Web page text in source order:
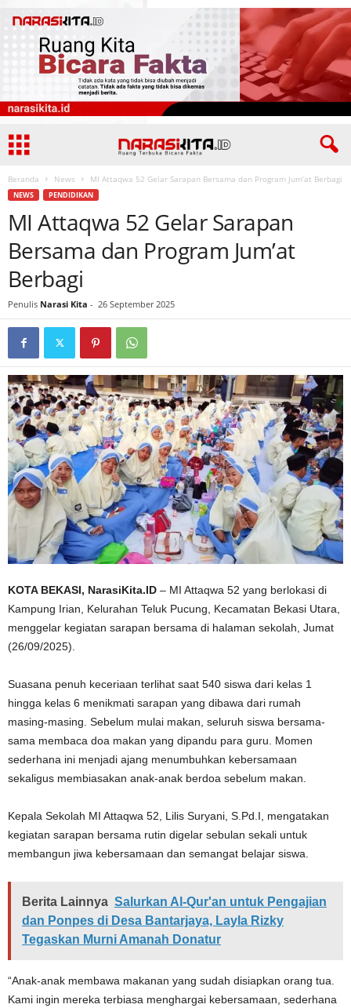
Beranda News MI Attaqwa 52 Gelar Sarapan Bersama dan Program Jum’at Berbagi
NEWS PENDIDIKAN
MI Attaqwa 52 Gelar Sarapan
Bersama dan Program Jum’at
Berbagi
Penulis Narasi Kita - 26 September 2025
KOTA BEKASI, NarasiKita.ID – MI Attaqwa 52 yang berlokasi di
Kampung Irian, Kelurahan Teluk Pucung, Kecamatan Bekasi Utara,
menggelar kegiatan sarapan bersama di halaman sekolah, Jumat
(26/09/2025).
Suasana penuh keceriaan terlihat saat 540 siswa dari kelas 1
hingga kelas 6 menikmati sarapan yang dibawa dari rumah
masing-masing. Sebelum mulai makan, seluruh siswa bersama-
sama membaca doa makan yang dipandu para guru. Momen
sederhana ini menjadi ajang menumbuhkan kebersamaan
sekaligus membiasakan anak-anak berdoa sebelum makan.
Kepala Sekolah MI Attaqwa 52, Lilis Suryani, S.Pd.I, mengatakan
kegiatan sarapan bersama rutin digelar sebulan sekali untuk
membangun jiwa kebersamaan dan semangat belajar siswa.
Berita Lainnya Salurkan Al-Qur'an untuk Pengajian
dan Ponpes di Desa Bantarjaya, Layla Rizky
Tegaskan Murni Amanah Donatur
“Anak-anak membawa makanan yang sudah disiapkan orang tua.
Kami ingin mereka terbiasa menghargai kebersamaan, sederhana